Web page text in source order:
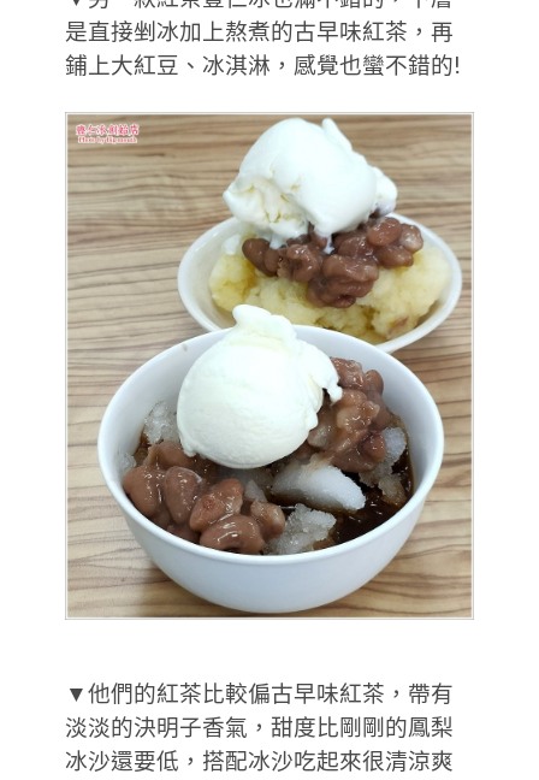
是直接剉冰加上熬煮的古早味紅茶，再
鋪上大紅豆、冰淇淋，感覺也蠻不錯的!
▼他們的紅茶比較偏古早味紅茶，帶有
淡淡的決明子香氣，甜度比剛剛的鳳梨
冰沙還要低，搭配冰沙吃起來很清涼爽